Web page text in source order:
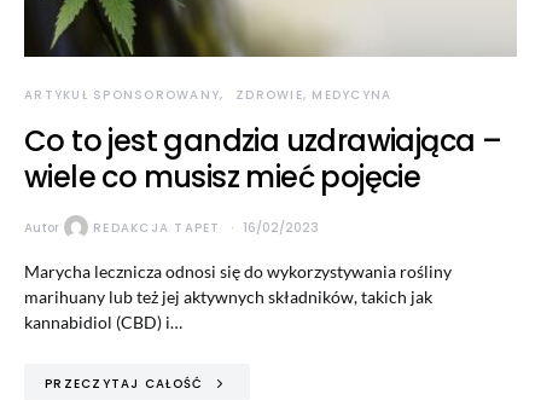
ARTYKUŁ SPONSOROWANY ZDROWIE, MEDYCYNA
Co to jest gandzia uzdrawiająca –
wiele co musisz mieć pojęcie
Autor REDAKCJA TAPET 16/02/2023
Marycha lecznicza odnosi się do wykorzystywania rośliny
marihuany lub też jej aktywnych składników, takich jak
kannabidiol (CBD) i…
PRZECZYTAJ CAŁOŚĆ